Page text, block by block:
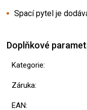
Spací pytel je
Doplňkové
Kategorie:
Záruka:
EAN: